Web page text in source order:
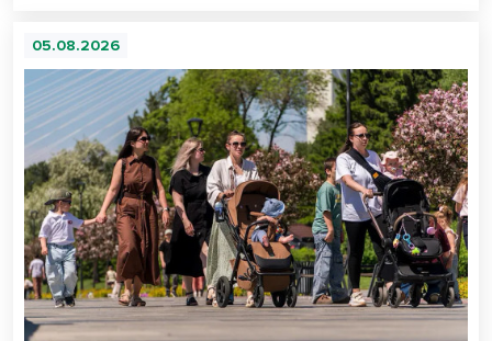
05.08.2026